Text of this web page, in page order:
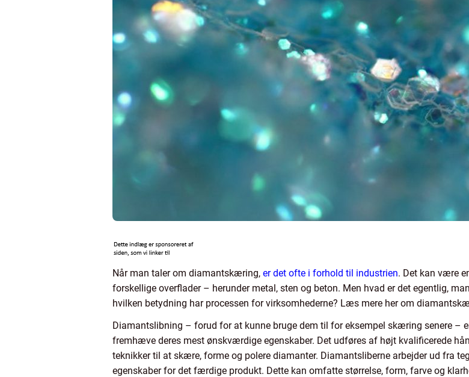
Når man taler om diamantskæring, er det ofte i forhold til industrien. Det kan være
forskellige overflader – herunder metal, sten og beton. Men hvad er det egentlig,
hvilken betydning har processen for virksomhederne? Læs mere her om
Diamantslibning – forud for at kunne bruge dem til for eksempel skæring senere –
fremhæve deres mest ønskværdige egenskaber. Det udføres af højt kvalificerede
teknikker til at skære, forme og polere diamanter. Diamantsliberne arbejder ud fra
egenskaber for det færdige produkt. Dette kan omfatte størrelse, form, farve og